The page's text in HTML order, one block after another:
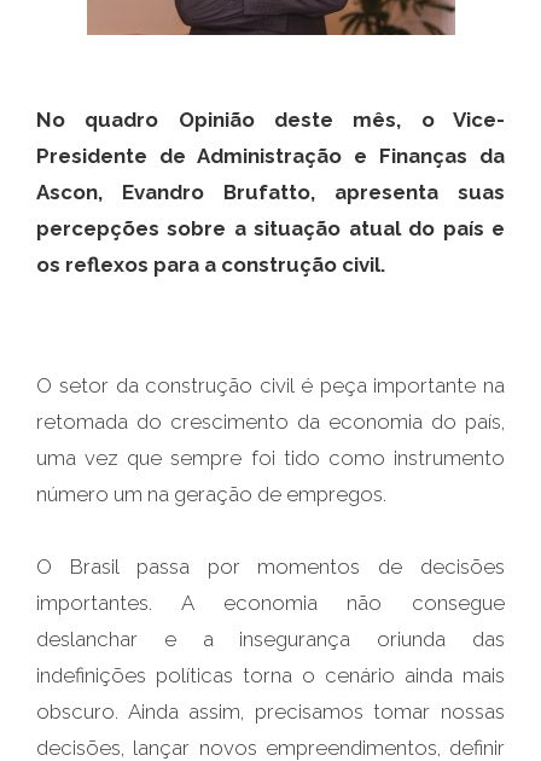
No quadro Opinião deste mês, o Vice-
Presidente de Administração e Finanças da
Ascon, Evandro Brufatto, apresenta suas
percepções sobre a situação atual do país e
os reflexos para a construção civil.
O setor da construção civil é peça importante na
retomada do crescimento da economia do país,
uma vez que sempre foi tido como instrumento
número um na geração de empregos.
O Brasil passa por momentos de decisões
importantes. A economia não consegue
deslanchar e a insegurança oriunda das
indefinições políticas torna o cenário ainda mais
obscuro. Ainda assim, precisamos tomar nossas
decisões, lançar novos empreendimentos, definir